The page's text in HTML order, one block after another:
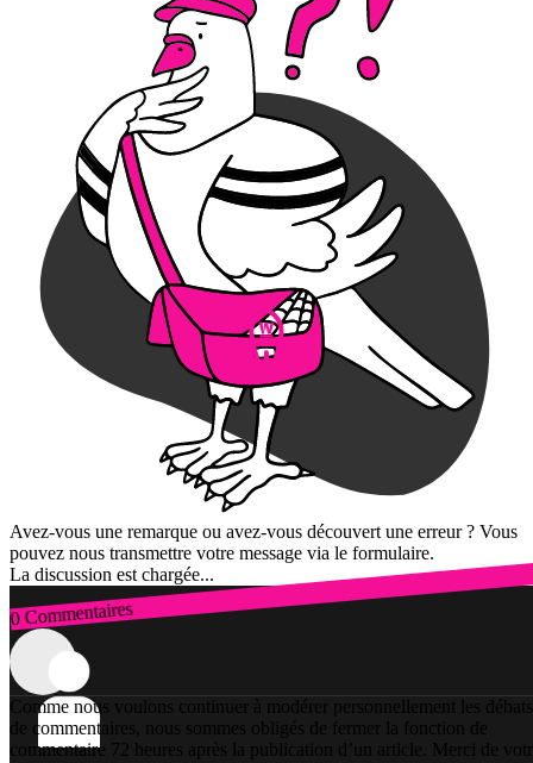
Avez-vous une remarque ou avez-vous découvert une erreur ? Vous
pouvez nous transmettre votre message via le formulaire.
La discussion est chargée...
0 Commentaires
Connexion
Comme nous voulons continuer à modérer personnellement les débats
de commentaires, nous sommes obligés de fermer la fonction de
commentaire 72 heures après la publication d’un article. Merci de